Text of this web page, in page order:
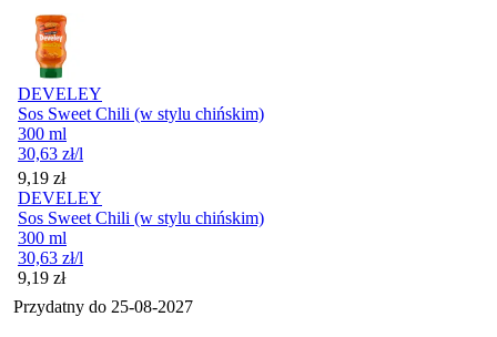
DEVELEY
Sos Sweet Chili (w stylu chińskim)
300 ml
30,63 zł/l
Cena
9,19 zł
DEVELEY
Sos Sweet Chili (w stylu chińskim)
300 ml
30,63 zł/l
Cena
9,19 zł
Przydatny do 25-08-2027